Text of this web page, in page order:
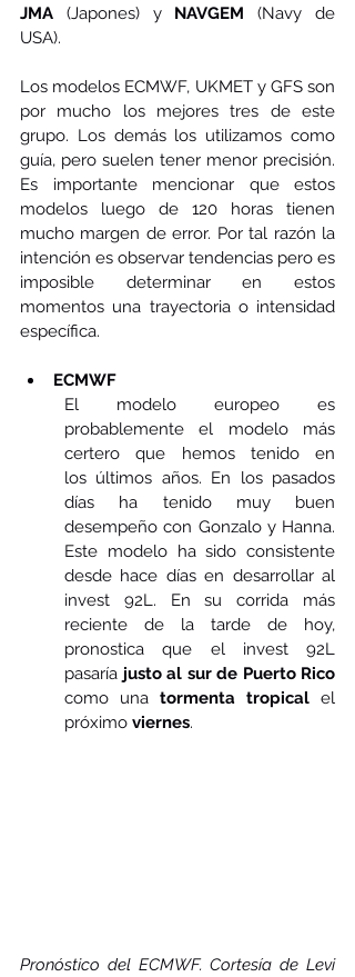
JMA (Japones) y NAVGEM (Navy de
USA).
Los modelos ECMWF, UKMET y GFS son
por mucho los mejores tres de este
grupo. Los demás los utilizamos como
guía, pero suelen tener menor precisión.
Es importante mencionar que estos
modelos luego de 120 horas tienen
mucho margen de error. Por tal razón la
intención es observar tendencias pero es
imposible determinar en estos
momentos una trayectoria o intensidad
específica.
ECMWF
El modelo europeo es
probablemente el modelo más
certero que hemos tenido en
los últimos años. En los pasados
días ha tenido muy buen
desempeño con Gonzalo y Hanna.
Este modelo ha sido consistente
desde hace días en desarrollar al
invest 92L. En su corrida más
reciente de la tarde de hoy,
pronostica que el invest 92L
pasaría justo al sur de Puerto Rico
como una tormenta tropical el
próximo viernes.
Pronóstico del ECMWF. Cortesía de Levi